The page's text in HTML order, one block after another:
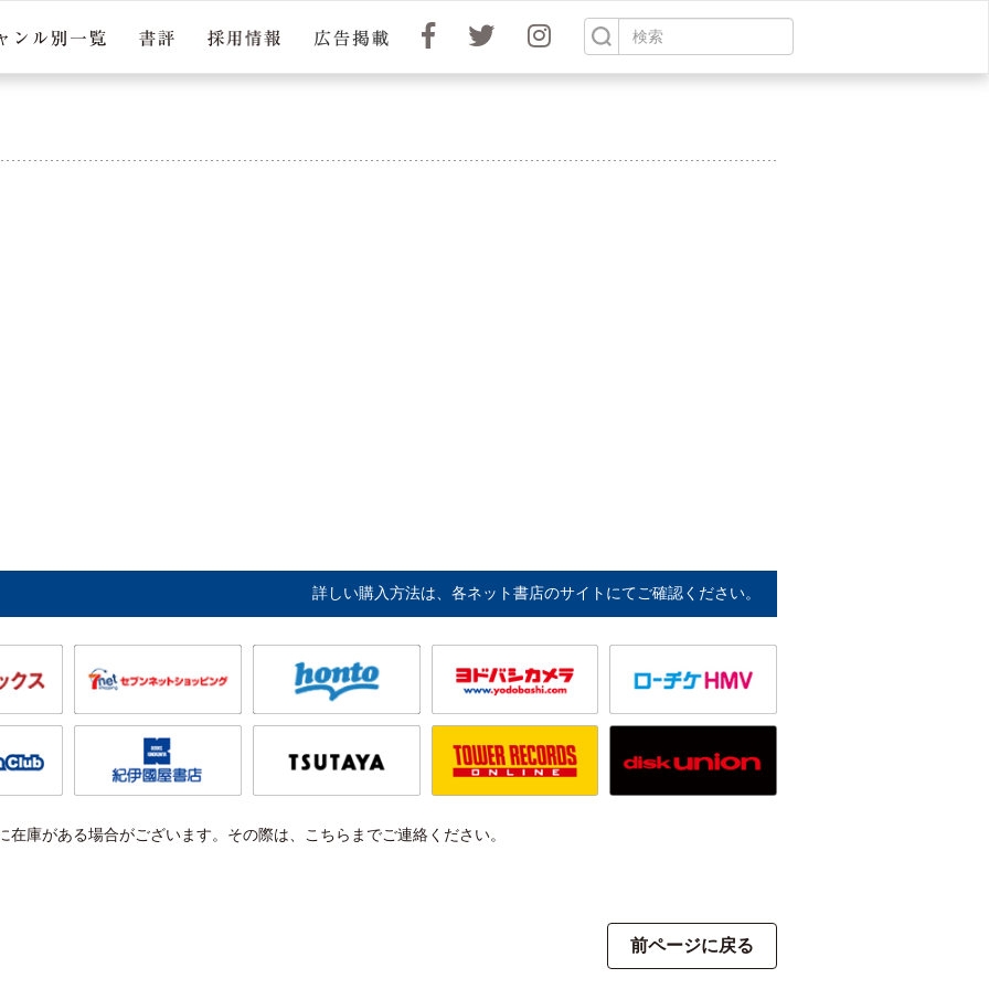
詳しい購入方法は、各ネット書店のサイトにてご確認ください。
庫がある場合がございます。その際は、こちらまでご連絡ください。
前ページに戻る